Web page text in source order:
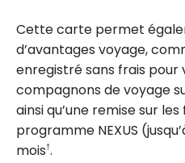
Cette carte permet
d’avantages voyage,
enregistré sans frais pour
compagnons de voyage
ainsi qu’une remise sur
programme NEXUS
mois†.